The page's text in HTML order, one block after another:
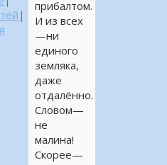
прибалтом.
И из всех
—ни
единого
земляка,
даже
отдалённо.
Словом—
не
малина!
Скорее—
|